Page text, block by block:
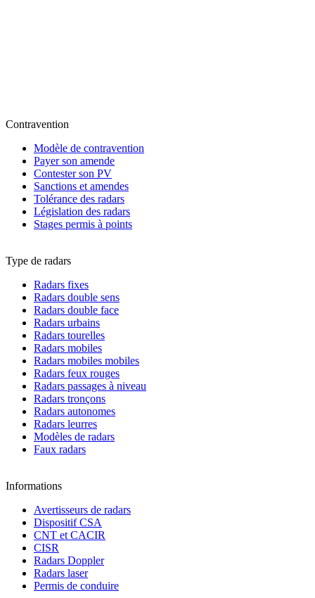
Contravention
Modèle de contravention
Payer son amende
Contester son PV
Sanctions et amendes
Tolérance des radars
Législation des radars
Stages permis à points
Type de radars
Radars fixes
Radars double sens
Radars double face
Radars urbains
Radars tourelles
Radars mobiles
Radars mobiles mobiles
Radars feux rouges
Radars passages à niveau
Radars tronçons
Radars autonomes
Radars leurres
Modèles de radars
Faux radars
Informations
Avertisseurs de radars
Dispositif CSA
CNT et CACIR
CISR
Radars Doppler
Radars laser
Permis de conduire